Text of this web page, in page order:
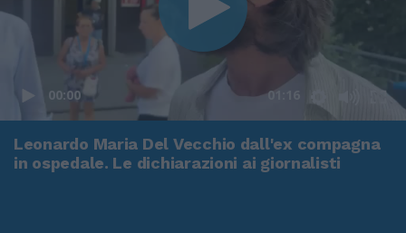
00:00 01:16
Leonardo Maria Del Vecchio dall'ex compagna
in ospedale. Le dichiarazioni ai giornalisti